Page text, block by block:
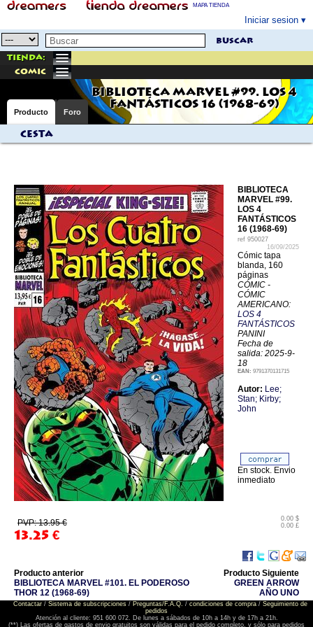
MAPA TIENDA
Iniciar sesion
buscar
Tienda:
comic
BIBLIOTECA MARVEL #99. LOS 4
FANTÁSTICOS 16 (1968-69)
Producto Foro
Cesta
BIBLIOTECA
MARVEL #99.
LOS 4
FANTÁSTICOS
16 (1968-69)
ref 950027
16/09/2025
Cómic tapa
blanda, 160
páginas
CÓMIC -
CÓMIC
AMERICANO:
LOS 4
FANTÁSTICOS
PANINI
Fecha de
salida: 2025-9-
18
EAN: 9791370131715
Autor: Lee;
Stan; Kirby;
John
PVP: 13.95 €
13.25 €
0.00 $
0.00 £
En stock. Envio
inmediato
Producto anterior
BIBLIOTECA MARVEL #101. EL PODEROSO
THOR 12 (1968-69)
Producto Siguiente
GREEN ARROW
AÑO UNO
Contactar/ Sistema de subscripciones/ Preguntas/F.A.Q. / condiciones de compra/ Seguimiento de
pedidos
Atención al cliente: 951 600 072. De lunes a sábados de 10h a 14h y de 17h a 21h.
(**) Las ofertas de gastos de envio gratuitos son válidas para el pedido completo, y sólo para pedidos